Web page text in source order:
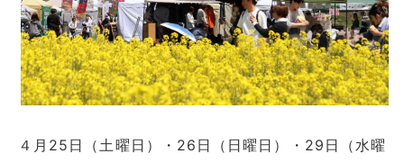
４月25日（土曜日）・26日（日曜日）・29日（水曜